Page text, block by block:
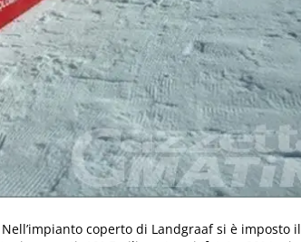
coperto di Landgraaf si è imposto il